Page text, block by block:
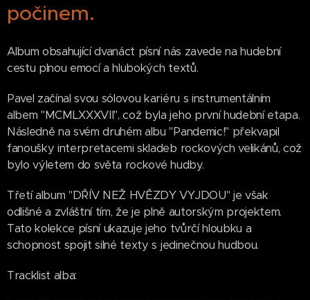
počinem.
Album obsahující dvanáct písní nás zavede na hudební
cestu plnou emocí a hlubokých textů.
Pavel začínal svou sólovou kariéru s instrumentálním
albem "MCMLXXXVII", což byla jeho první hudební etapa.
Následně na svém druhém albu "Pandemic!" překvapil
fanoušky interpretacemi skladeb rockových velikánů, což
bylo výletem do světa rockové hudby.
Třetí album "DŘÍV NEŽ HVĚZDY VYJDOU" je však
odlišné a zvláštní tím, že je plně autorským projektem.
Tato kolekce písní ukazuje jeho tvůrčí hloubku a
schopnost spojit silné texty s jedinečnou hudbou.
Tracklist alba: